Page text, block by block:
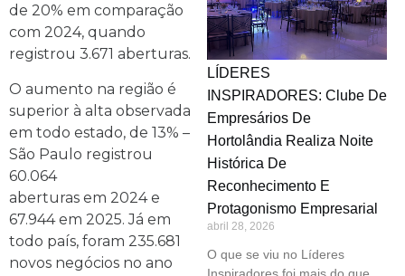
de 20% em comparação
com 2024, quando
registrou 3.671 aberturas.
O aumento na região é
superior à alta observada
em todo estado, de 13% –
São Paulo registrou
60.064
aberturas em 2024 e
67.944 em 2025. Já em
todo país, foram 235.681
novos negócios no ano
LÍDERES
INSPIRADORES: Clube De
Empresários De
Hortolândia Realiza Noite
Histórica De
Reconhecimento E
Protagonismo Empresarial
abril 28, 2026
O que se viu no Líderes